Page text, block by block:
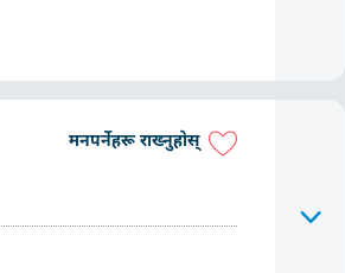
मनपर्नेहरू राख्नुहोस्